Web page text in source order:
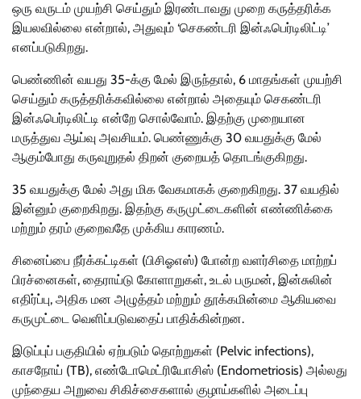
ஒரு வருடம் முயற்சி செய்தும் இரண்டாவது முறை கருத்தரிக்க
இயலவில்லை என்றால், அதுவும் ‘செகண்டரி இன்ஃபெர்டிலிட்டி’
எனப்படுகிறது.
பெண்ணின் வயது 35-க்கு மேல் இருந்தால், 6 மாதங்கள் முயற்சி
செய்தும் கருத்தரிக்கவில்லை என்றால் அதையும் செகண்டரி
இன்ஃபெர்டிலிட்டி என்றே சொல்வோம். இதற்கு முறையான
மருத்துவ ஆய்வு அவசியம். பெண்ணுக்கு 30 வயதுக்கு மேல்
ஆகும்போது கருவுறுதல் திறன் குறையத் தொடங்குகிறது.
35 வயதுக்கு மேல் அது மிக வேகமாகக் குறைகிறது. 37 வயதில்
இன்னும் குறைகிறது. இதற்கு கருமுட்டைகளின் எண்ணிக்கை
மற்றும் தரம் குறைவதே முக்கிய காரணம்.
சினைப்பை நீர்க்கட்டிகள் (பிசிஓஎஸ்) போன்ற வளர்சிதை மாற்றப்
பிரச்னைகள், தைராய்டு கோளாறுகள், உடல் பருமன், இன்சுலின்
எதிர்ப்பு, அதிக மன அழுத்தம் மற்றும் தூக்கமின்மை ஆகியவை
கருமுட்டை வெளிப்படுவதைப் பாதிக்கின்றன.
இடுப்புப் பகுதியில் ஏற்படும் தொற்றுகள் (Pelvic infections),
காசநோய் (TB), எண்டோமெட்ரியோசிஸ் (Endometriosis) அல்லது
முந்தைய அறுவை சிகிச்சைகளால் குழாய்களில் அடைப்பு